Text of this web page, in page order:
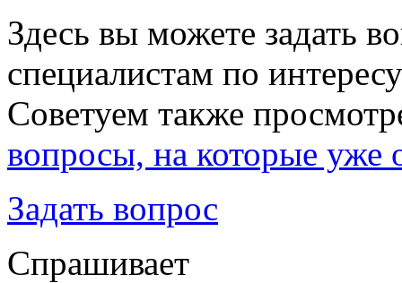
Здесь вы можете задать
специалистам по
Советуем также
вопросы, на которые уже
Задать вопрос
Cпрашивает